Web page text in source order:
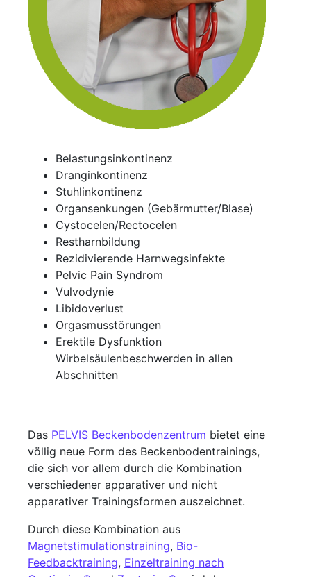
Belastungsinkontinenz
Dranginkontinenz
Stuhlinkontinenz
Organsenkungen (Gebärmutter/Blase)
Cystocelen/Rectocelen
Restharnbildung
Rezidivierende Harnwegsinfekte
Pelvic Pain Syndrom
Vulvodynie
Libidoverlust
Orgasmusstörungen
Erektile Dysfunktion
Wirbelsäulenbeschwerden in allen
Abschnitten
Das PELVIS Beckenbodenzentrum bietet eine
völlig neue Form des Beckenbodentrainings,
die sich vor allem durch die Kombination
verschiedener apparativer und nicht
apparativer Trainingsformen auszeichnet.
Durch diese Kombination aus
Magnetstimulationstraining, Bio-
Feedbacktraining, Einzeltraining nach